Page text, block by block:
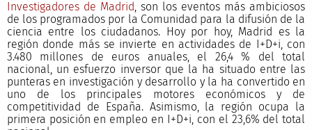
Investigadores de Madrid, son los eventos más ambiciosos
de los programados por la Comunidad para la difusión de la
ciencia entre los ciudadanos. Hoy por hoy, Madrid es la
región donde más se invierte en actividades de I+D+i, con
3.480 millones de euros anuales, el 26,4 % del total
nacional, un esfuerzo inversor que la ha situado entre las
punteras en investigación y desarrollo y la ha convertido en
uno de los principales motores económicos y de
competitividad de España. Asimismo, la región ocupa la
primera posición en empleo en I+D+i, con el 23,6% del total